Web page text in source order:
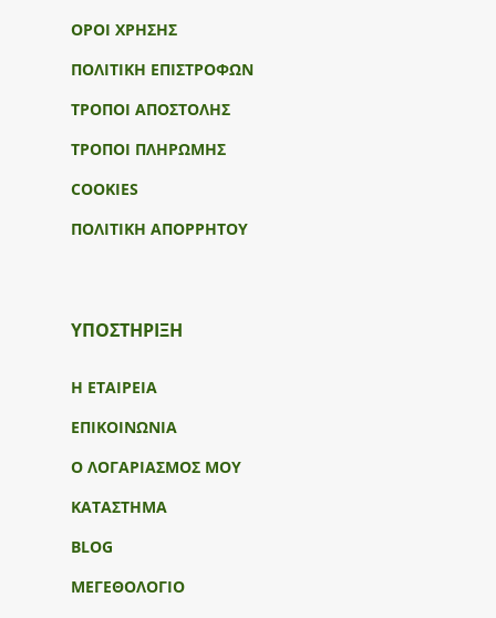
ΟΡΟΙ ΧΡΗΣΗΣ
ΠΟΛΙΤΙΚΗ ΕΠΙΣΤΡΟΦΩΝ
ΤΡΟΠΟΙ ΑΠΟΣΤΟΛΗΣ
ΤΡΟΠΟΙ ΠΛΗΡΩΜΗΣ
COOKIES
ΠΟΛΙΤΙΚΗ ΑΠΟΡΡΗΤΟΥ
ΥΠΟΣΤΉΡΙΞΗ
Η ΕΤΑΙΡΕΙΑ
ΕΠΙΚΟΙΝΩΝΙΑ
Ο ΛΟΓΑΡΙΑΣΜΟΣ ΜΟΥ
ΚΑΤΑΣΤΗΜΑ
BLOG
ΜΕΓΕΘΟΛΟΓΙΟ